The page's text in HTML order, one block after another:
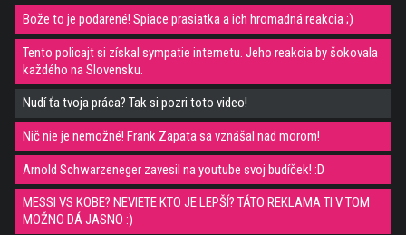
Bože to je podarené! Spiace prasiatka a ich hromadná reakcia ;)
Tento policajt si získal sympatie internetu. Jeho reakcia by šokovala
každého na Slovensku.
Nudí ťa tvoja práca? Tak si pozri toto video!
Nič nie je nemožné! Frank Zapata sa vznášal nad morom!
Arnold Schwarzeneger zavesil na youtube svoj budíček! :D
MESSI VS KOBE? NEVIETE KTO JE LEPŠÍ? TÁTO REKLAMA TI V TOM
MOŽNO DÁ JASNO :)